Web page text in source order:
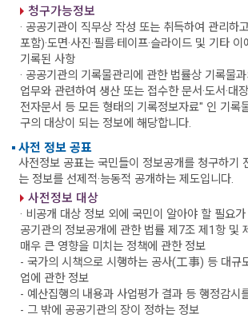
청구가능정보
· 공공기관이 직무상 작성 또는 취득하여 관리하
포함)·도면·사진·필름·테이프·슬라이드 및 기타
기록된 사항
· 공공기관의 기록물관리에 관한 법률상 기록물과
업무와 관련하여 생산 또는 접수한 문서·도서·대장
전자문서 등 모든 형태의 기록정보자료" 인 기록
구의 대상이 되는 정보에 해당합니다.
사전 정보 공표
사전정보 공표는 국민들이 정보공개를 청구하기
는 정보를 선제적·능동적 공개하는 제도입니다.
사전정보 대상
· 비공개 대상 정보 외에 국민이 알아야 할 필요
공기관의 정보공개에 관한 법률 제7조 제1항 및
매우 큰 영향을 미치는 정책에 관한 정보
- 국가의 시책으로 시행하는 공사(工事) 등 대규
업에 관한 정보
- 예산집행의 내용과 사업평가 결과 등 행정감시
- 그 밖에 공공기관의 장이 정하는 정보